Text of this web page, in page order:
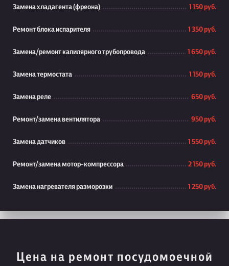
Замена хладагента (фреона) 1 150 руб.
Ремонт блока испарителя 1 350 руб.
Замена/ремонт капилярного трубопровода 1 650 руб.
Замена термостата 1 150 руб.
Замена реле 650 руб.
Ремонт/замена вентилятора 950 руб.
Замена датчиков 1 550 руб.
Ремонт/замена мотор-компрессора 2 150 руб.
Замена нагревателя разморозки 1 250 руб.
Цена на ремонт посудомоечной